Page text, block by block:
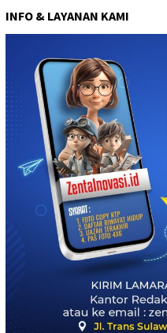
INFO & LAYANAN KAMI